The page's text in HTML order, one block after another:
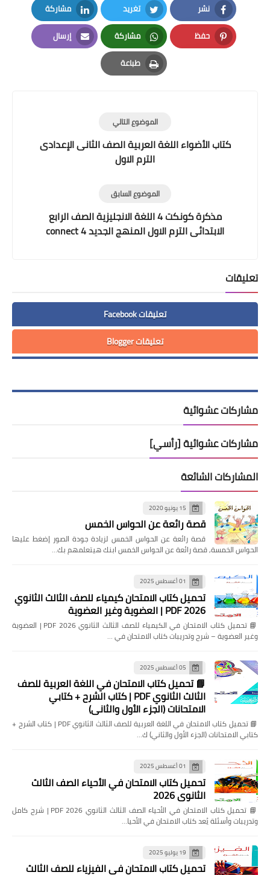
نشر
Facebook
تغريد
Twitter
مشاركة
LinkedIn
حفظ
Pinterest
مشاركة
Whatsapp
إرسال
Email
طباعة
Print
الموضوع التالي
كتاب الأضواء اللغة العربية الصف الثانى الإعدادى
الترم الاول
الموضوع السابق
مذكرة كونكت 4 اللغة الانجليزية الصف الرابع
الابتدائى الترم الاول المنهج الجديد connect 4
تعليقات
تعليقات Facebook
تعليقات Blogger
مشاركات عشوائية
مشاركات عشوائية [رأسي]
المشاركات الشائعة
15 يونيو 2020
قصة رائعة عن الحواس الخمس
قصة رائعة عن الحواس الخمس لزيادة جودة الصور إضغط عليها
الحواس الخمسة, قصة رائعة عن الحواس الخمس ابنك هيتعلمهم بك…
01 أغسطس 2025
تحميل كتاب الامتحان كيمياء للصف الثالث الثانوي
2026 PDF | العضوية وغير العضوية
📘 تحميل كتاب الامتحان في الكيمياء للصف الثالث الثانوي 2026 PDF | العضوية
وغير العضوية – شرح وتدريبات كتاب الامتحان في …
05 أغسطس 2025
📘 تحميل كتاب الامتحان في اللغة العربية للصف
الثالث الثانوي PDF | كتاب الشرح + كتابي
الامتحانات (الجزء الأول والثاني)
📘 تحميل كتاب الامتحان في اللغة العربية للصف الثالث الثانوي PDF | كتاب الشرح +
كتابي الامتحانات (الجزء الأول والثاني) ك…
01 أغسطس 2025
تحميل كتاب الامتحان في الأحياء الصف الثالث
الثانوي 2026
📘 تحميل كتاب الامتحان في الأحياء الصف الثالث الثانوي 2026 PDF | شرح كامل
وتدريبات وأسئلة يُعد كتاب الامتحان في الأحيا…
19 يوليو 2025
تحميل كتاب الامتحان في الفيزياء للصف الثالث